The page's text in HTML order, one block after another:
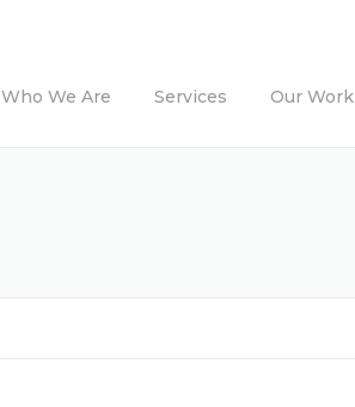
Who We Are Services Our Work